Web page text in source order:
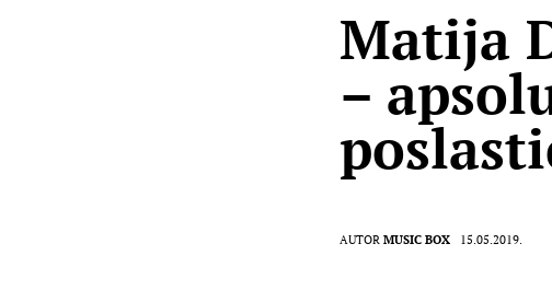
Matija
–
AUTOR MUSIC BOX 15.05.2019.